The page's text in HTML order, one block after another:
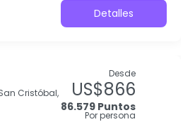
Detalles
Cristóbal,
Desde
US$866
86.579 Puntos
Por persona